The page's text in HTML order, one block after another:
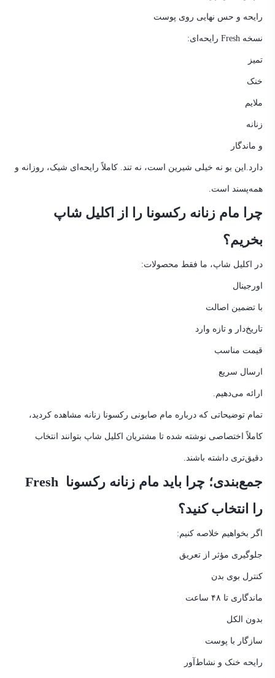
رایحه و حس نهایی روی پوست
نسخه Fresh رایحه‌ای:
تمیز
خنک
ملایم
زنانه
و ماندگار
دارد. این بو نه خیلی شیرین است، نه تند. کاملاً رایحه‌ای شیک، روزانه و
همه‌پسند است.
چرا مام زنانه رکسونا را از اکلیل شاپ
بخریم؟
در اکلیل شاپ، ما فقط محصولات:
اورجینال
با تضمین اصالت
تاریخ‌دار و تازه وارد
قیمت مناسب
ارسال سریع
ارائه می‌دهیم.
تمام توضیحاتی که درباره مام صابونی رکسونا زنانه مشاهده کردید،
کاملاً اختصاصی نوشته شده تا مشتریان اکلیل شاپ بتوانند انتخاب
دقیق‌تری داشته باشند.
جمع‌بندی؛ چرا باید مام زنانه رکسونا Fresh
را انتخاب کنید؟
اگر بخواهیم خلاصه کنیم:
جلوگیری مؤثر از تعریق
کنترل بوی بدن
ماندگاری تا ۴۸ ساعت
بدون الکل
سازگار با پوست
رایحه خنک و نشاط‌آور